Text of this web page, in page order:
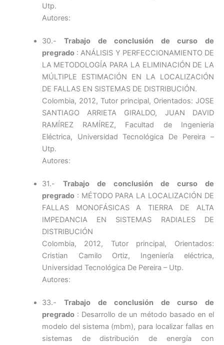
Utp.
Autores:
30.-Trabajo de conclusión de curso de
pregrado: ANÁLISIS Y PERFECCIONAMIENTO DE
LA METODOLOGÍA PARA LA ELIMINACIÓN DE LA
MÚLTIPLE ESTIMACIÓN EN LA LOCALIZACIÓN
DE FALLAS EN SISTEMAS DE DISTRIBUCIÓN.
Colombia, 2012, Tutor principal, Orientados: JOSE
SANTIAGO ARRIETA GIRALDO, JUAN DAVID
RAMÍREZ RAMÍREZ, Facultad de Ingeniería
Eléctrica, Universidad Tecnológica De Pereira –
Utp.
Autores:
31.- Trabajo de conclusión de curso de
pregrado: MÉTODO PARA LA LOCALIZACIÓN DE
FALLAS MONOFÁSICAS A TIERRA DE ALTA
IMPEDANCIA EN SISTEMAS RADIALES DE
DISTRIBUCIÓN
Colombia, 2012, Tutor principal, Orientados:
Cristian Camilo Ortiz, Ingeniería eléctrica,
Universidad Tecnológica De Pereira – Utp.
Autores:
33.-Trabajo de conclusión de curso de
pregrado: Desarrollo de un método basado en el
modelo del sistema (mbm), para localizar fallas en
sistemas de distribución de energía con